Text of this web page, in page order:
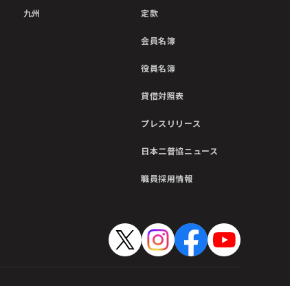
九州 定款
会員名簿
役員名簿
貸借対照表
プレスリリース
日本二普協ニュース
職員採用情報